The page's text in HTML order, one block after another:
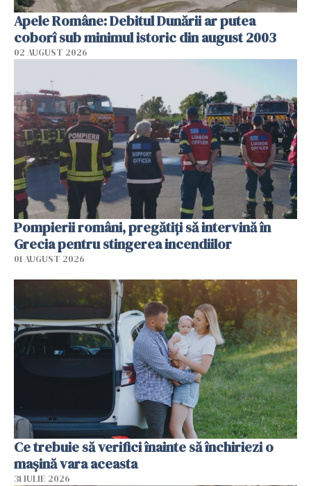
Apele Române: Debitul Dunării ar putea
coborî sub minimul istoric din august 2003
02 AUGUST 2026
Pompierii români, pregătiţi să intervină în
Grecia pentru stingerea incendiilor
01 AUGUST 2026
Ce trebuie să verifici înainte să închiriezi o
mașină vara aceasta
31 IULIE 2026